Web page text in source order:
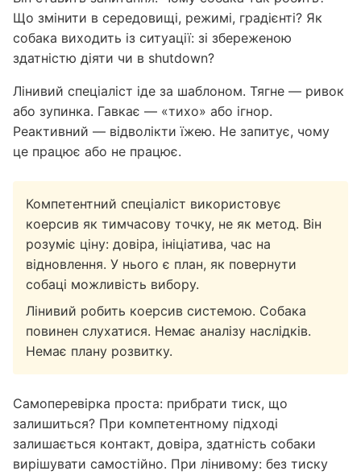
Що змінити в середовищі, режимі, градієнті? Як
собака виходить із ситуації: зі збереженою
здатністю діяти чи в shutdown?
Лінивий спеціаліст іде за шаблоном. Тягне — ривок
або зупинка. Гавкає — «тихо» або ігнор.
Реактивний — відволікти їжею. Не запитує, чому
це працює або не працює.
Компетентний спеціаліст використовує
коерсив як тимчасову точку, не як метод. Він
розуміє ціну: довіра, ініціатива, час на
відновлення. У нього є план, як повернути
собаці можливість вибору.
Лінивий робить коерсив системою. Собака
повинен слухатися. Немає аналізу наслідків.
Немає плану розвитку.
Самоперевірка проста: прибрати тиск, що
залишиться? При компетентному підході
залишається контакт, довіра, здатність собаки
вирішувати самостійно. При лінивому: без тиску